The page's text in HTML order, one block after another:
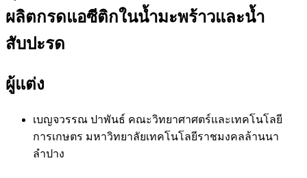
ผลิตกรดแอซีติกในน้ำมะพร้าวและน้ำ
สับปะรด
ผู้แต่ง
เบญจวรรณ ปาพันธ์ คณะวิทยาศาศตร์และเทคโนโลยี
การเกษตร มหาวิทยาลัยเทคโนโลยีราชมงคลล้านนา
ลำปาง